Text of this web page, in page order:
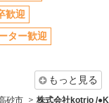
族・役職・インセン
あり
歓迎
ター歓迎
もっと見る
砂市 株式会社kotrio /